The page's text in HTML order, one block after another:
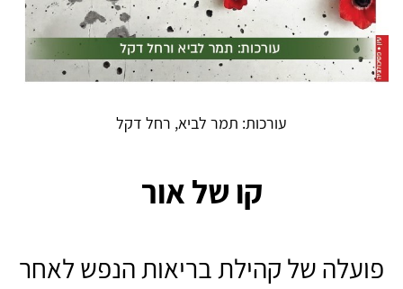
עורכות: תמר לביא, רחל דקל
קו של אור
פועלה של קהילת בריאות הנפש לאחר